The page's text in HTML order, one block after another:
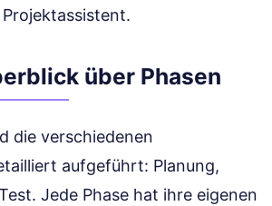
über Phasen
die verschiedenen
aufgeführt: Planung,
Jede Phase hat ihre eigenen